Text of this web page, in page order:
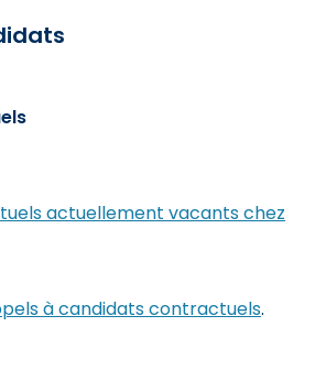
actuellement vacants chez
à candidats contractuels.